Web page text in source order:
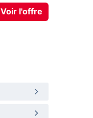
Voir l'offre